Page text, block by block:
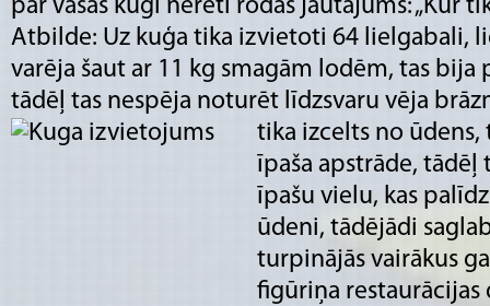
par Vasas kuģi nereti rodas jautājums: „Kur
Atbilde: Uz kuģa tika izvietoti 64 lielgabali,
varēja šaut ar 11 kg smagām lodēm, tas bija
tādēļ tas nespēja noturēt līdzsvaru vēja
tika izcelts no
īpaša apstrāde, tādēļ
īpašu vielu, kas
ūdeni, tādējādi
turpinājās vairākus
figūriņa